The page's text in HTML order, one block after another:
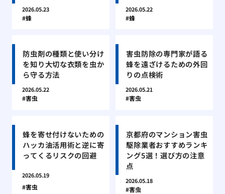
2026.05.23
蜂
2026.05.22
蜂
防虫剤の種類と使い分け
を知り大切な衣類を虫か
ら守る方法
2026.05.22
害虫
害虫防除の専門家が語る
蜂を遠ざけるための外回
りの点検術
2026.05.21
害虫
蜂を寄せ付けないための
ハッカ油活用術と逆に寄
ってくるリスクの回避
2026.05.19
害虫
京都府のマンション害虫
駆除業者おすすめランキ
ング5選！選び方の注意
点
2026.05.18
害虫